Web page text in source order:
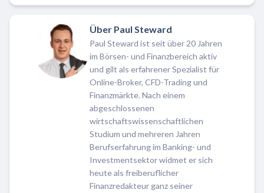
Über Paul Steward
Paul Steward ist seit über 20 Jahren
im Börsen- und Finanzbereich aktiv
und gilt als erfahrener Spezialist für
Online-Broker, CFD-Trading und
Finanzmärkte. Nach einem
abgeschlossenen
wirtschaftswissenschaftlichen
Studium und mehreren Jahren
Berufserfahrung im Banking- und
Investmentsektor widmet er sich
heute als freiberuflicher
Finanzredakteur ganz seiner